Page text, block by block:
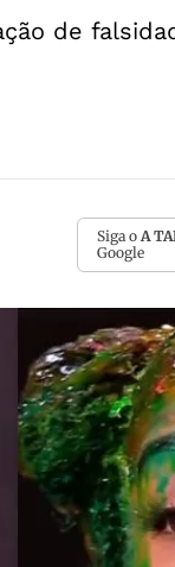
de
Siga o A
Google